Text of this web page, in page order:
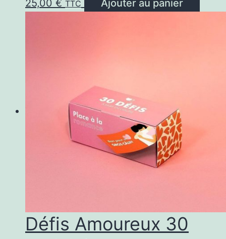
25,00 € TTC Ajouter au panier
Défis Amoureux 30